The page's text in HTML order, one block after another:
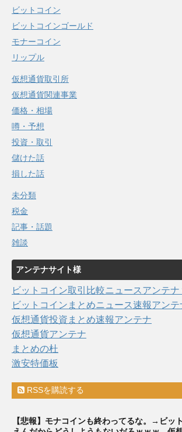
ビットコイン
ビットコインゴールド
モナーコイン
リップル
仮想通貨取引所
仮想通貨関連事業
価格・相場
噂・予想
投資・取引
儲けた話
損した話
未分類
税金
記事・話題
雑談
アンテナサイト様
ビットコイン取引比較ニュースアンテ
ビットコインまとめニュース速報アンテ
仮想通貨投資まとめ速報アンテナ
仮想通貨アンテナ
まとめの杜
激安特価板
RSSを購読する
【悲報】モナコインも終わってるな。→ビッ